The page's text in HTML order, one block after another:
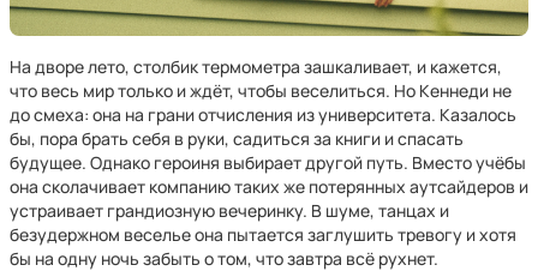
На дворе лето, столбик термометра зашкаливает, и кажется,
что весь мир только и ждёт, чтобы веселиться. Но Кеннеди не
до смеха: она на грани отчисления из университета. Казалось
бы, пора брать себя в руки, садиться за книги и спасать
будущее. Однако героиня выбирает другой путь. Вместо учёбы
она сколачивает компанию таких же потерянных аутсайдеров и
устраивает грандиозную вечеринку. В шуме, танцах и
безудержном веселье она пытается заглушить тревогу и хотя
бы на одну ночь забыть о том, что завтра всё рухнет.